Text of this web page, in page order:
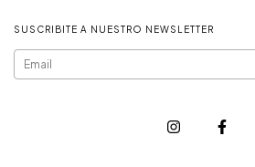
SUSCRIBITE A NUESTRO NEWSLETTER